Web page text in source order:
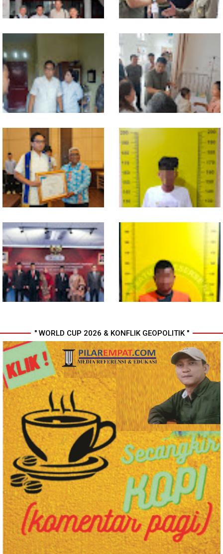
MIO Indonesia Sumut Resmi
Daftarkan Organisasi ke
Kesbangpol, Langkah Awal
Perkuat Profesionalisme
Media Online
Komisi D DPRDSU Ikut Gubsu
Bobby Nasution Berkantor di
Nias
Walikota Medan Nonaktifkan
Lurah Aur, Rico Waas : Tak Ada
Toleransi bagi Penyalahgunaan
Wewenang
Gubsu Bobby Pastikan Pasien
Rujukan dari Nias Tak
Terkendala Biaya Perjalanan
dan Rumah Singgah di Medan
Wali Kota Medan Dikukuhkan
Jadi Duta Penggerak Ayah
Teladan, Rico Waas: Jabatan
Tertinggi Pria Dalam Keluarga
Polresta Deli Serdang Bekuk
Dua orang Pengedar Narkoba
di Pagar Merbau
Perkuat Kinerja Organisasi dan
Pengembangan Karier, OJK
Lantik Pejabat Baru
Sabu seberat 9,36 gram
bersama Pemiliknya
Diamankan Satresnarkoba
Polresta Deli Serdang
" WORLD CUP 2026 & KONFLIK GEOPOLITIK "